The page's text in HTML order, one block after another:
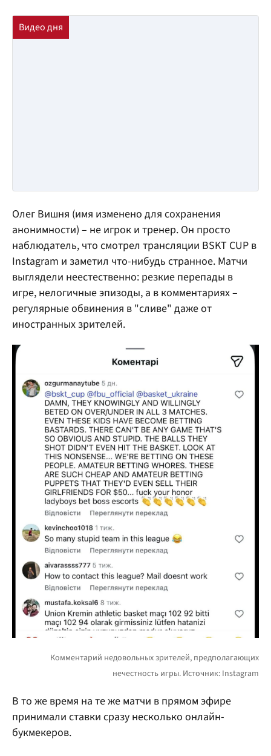
Олег Вишня (имя изменено для сохранения
анонимности) – не игрок и тренер. Он просто
наблюдатель, что смотрел трансляции BSKT CUP в
Instagram и заметил что-нибудь странное. Матчи
выглядели неестественно: резкие перепады в
игре, нелогичные эпизоды, а в комментариях –
регулярные обвинения в "сливе" даже от
иностранных зрителей.
В то же время на те же матчи в прямом эфире
принимали ставки сразу несколько онлайн-
букмекеров.